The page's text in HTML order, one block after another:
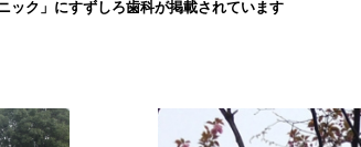
ック」にすずしろ歯科が掲載されています